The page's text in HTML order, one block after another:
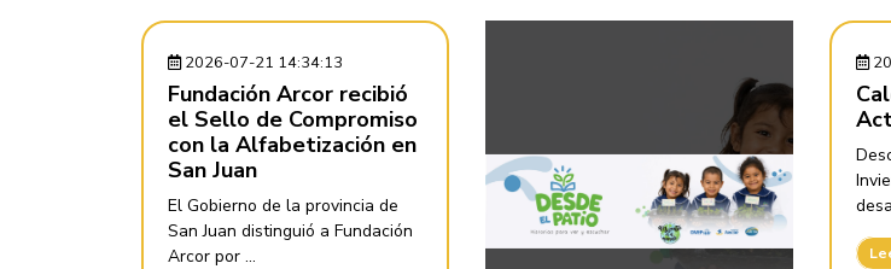
2026-07-21 14:34:13
Fundación Arcor recibió
el Sello de Compromiso
con la Alfabetización en
San Juan
El Gobierno de la provincia de
San Juan distinguió a Fundación
Arcor por ...